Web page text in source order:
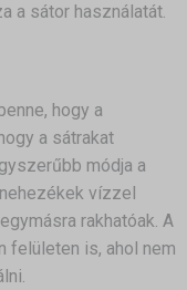
a sátor használatát.
hogy a
a sátrakat
módja a
vízzel
rakhatóak. A
felületen is, ahol nem